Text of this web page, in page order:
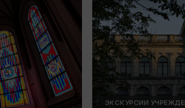
ЭКСКУРСИИ